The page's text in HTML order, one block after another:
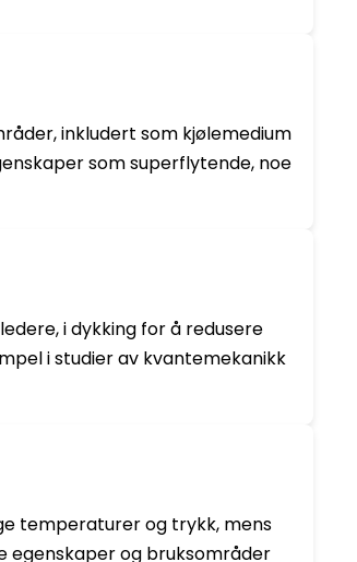
inkludert som kjølemedium
som superflytende, noe
i dykking for å redusere
i studier av kvantemekanikk
temperaturer og trykk, mens
egenskaper og bruksområder